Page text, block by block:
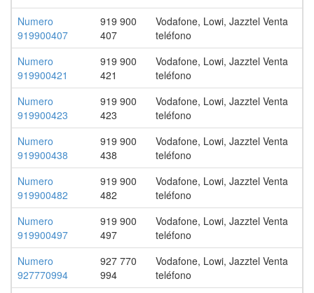
Numero
919900407
919 900
407
Vodafone, Lowi, Jazztel Venta
teléfono
Numero
919900421
919 900
421
Vodafone, Lowi, Jazztel Venta
teléfono
Numero
919900423
919 900
423
Vodafone, Lowi, Jazztel Venta
teléfono
Numero
919900438
919 900
438
Vodafone, Lowi, Jazztel Venta
teléfono
Numero
919900482
919 900
482
Vodafone, Lowi, Jazztel Venta
teléfono
Numero
919900497
919 900
497
Vodafone, Lowi, Jazztel Venta
teléfono
Numero
927770994
927 770
994
Vodafone, Lowi, Jazztel Venta
teléfono